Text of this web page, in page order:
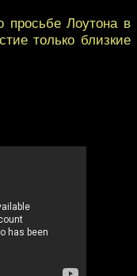
просьбе Лоутона в
только близкие